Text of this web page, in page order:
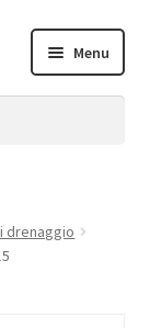
Menu
drenaggio